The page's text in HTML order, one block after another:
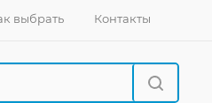
выбрать Контакты